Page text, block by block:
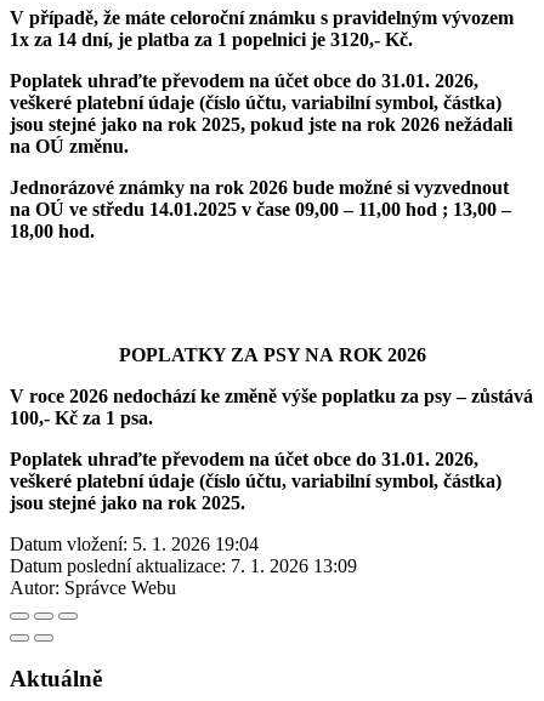
V případě, že máte celoroční známku s pravidelným vývozem
1x za 14 dní, je platba za 1 popelnici je 3120,- Kč.
Poplatek uhraďte převodem na účet obce do 31.01. 2026,
veškeré platební údaje (číslo účtu, variabilní symbol, částka)
jsou stejné jako na rok 2025, pokud jste na rok 2026 nežádali
na OÚ změnu.
Jednorázové známky na rok 2026 bude možné si vyzvednout
na OÚ ve středu 14.01.2025 v čase 09,00 – 11,00 hod ; 13,00 –
18,00 hod.
POPLATKY ZA PSY NA ROK 2026
V roce 2026 nedochází ke změně výše poplatku za psy – zůstává
100,- Kč za 1 psa.
Poplatek uhraďte převodem na účet obce do 31.01. 2026,
veškeré platební údaje (číslo účtu, variabilní symbol, částka)
jsou stejné jako na rok 2025.
Datum vložení: 5. 1. 2026 19:04
Datum poslední aktualizace: 7. 1. 2026 13:09
Autor: Správce Webu
Aktuálně